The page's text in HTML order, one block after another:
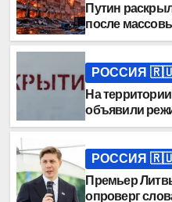
Путин
после
России
РОССИЯ
На
объявили
опасности
РОССИЯ
Премьер
опроверг